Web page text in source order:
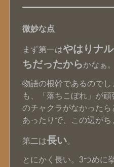
微妙な点
まず第一はやはりナ
ちだったからかなぁ。
物語の根幹であるので
も、「落ちこぼれ」が
のチャクラがなかった
あったりで、この辺がち
第二は長い。
とにかく長い。3つめに